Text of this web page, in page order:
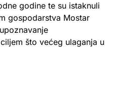
godine te su istaknuli
gospodarstva Mostar
što većeg ulaganja u